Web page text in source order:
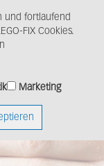
und fortlaufend
FIX Cookies.
Marketing
für